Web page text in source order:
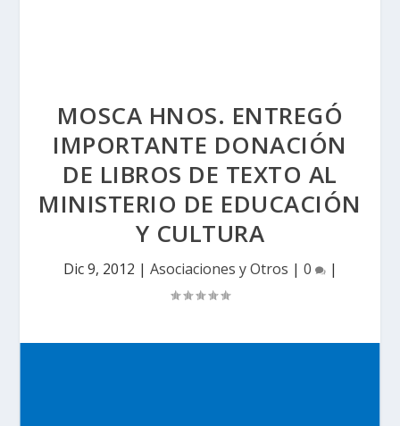
MOSCA HNOS. ENTREGÓ
IMPORTANTE DONACIÓN
DE LIBROS DE TEXTO AL
MINISTERIO DE EDUCACIÓN
Y CULTURA
Dic 9, 2012 | Asociaciones y Otros | 0 |